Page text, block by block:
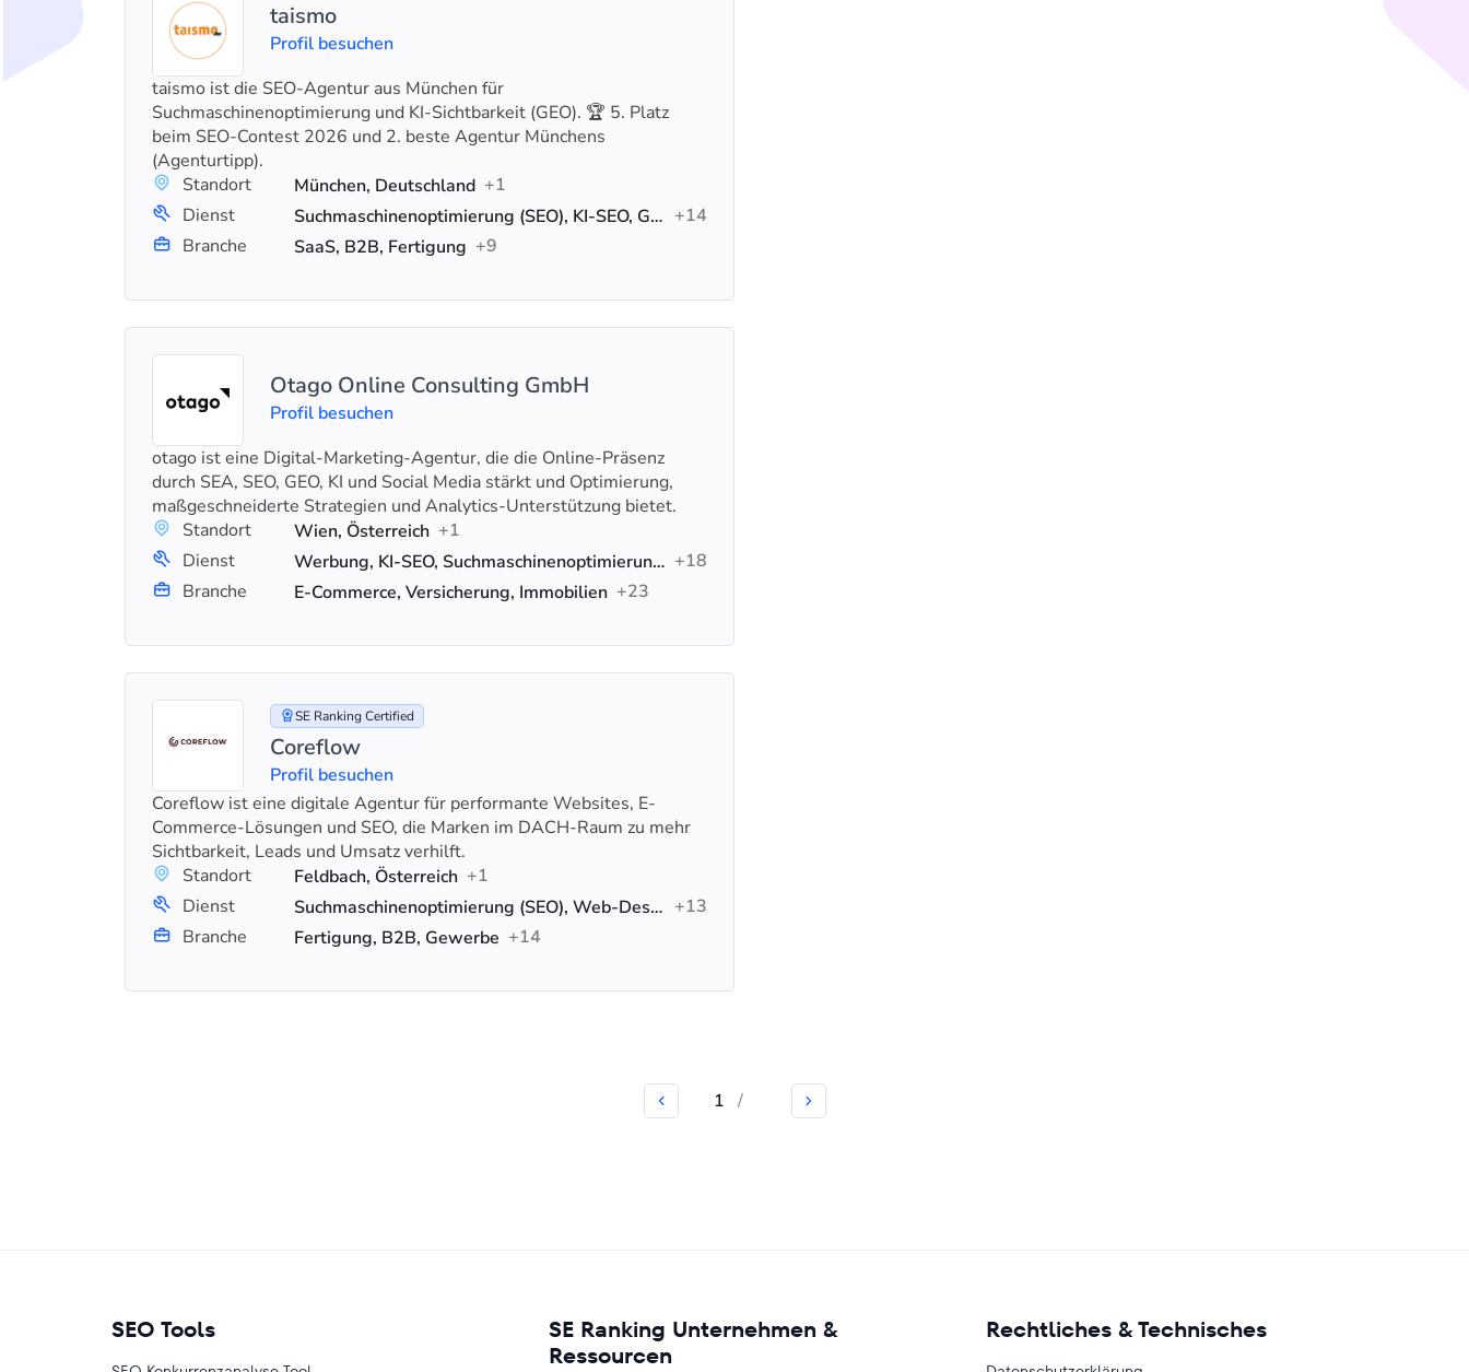
taismo
Profil besuchen
taismo ist die SEO-Agentur aus München für
Suchmaschinenoptimierung und KI-Sichtbarkeit (GEO). 🏆 5. Platz
beim SEO-Contest 2026 und 2. beste Agentur Münchens
(Agenturtipp).
Standort
München, Deutschland +1
Dienst
Suchmaschinenoptimierung (SEO), KI-SEO, Google-Anzeigen +14
Branche
SaaS, B2B, Fertigung +9
Otago Online Consulting GmbH
Profil besuchen
otago ist eine Digital-Marketing-Agentur, die die Online-Präsenz
durch SEA, SEO, GEO, KI und Social Media stärkt und Optimierung,
maßgeschneiderte Strategien und Analytics-Unterstützung bietet.
Standort
Wien, Österreich +1
Dienst
Werbung, KI-SEO, Suchmaschinenoptimierung (SEO) +18
Branche
E-Commerce, Versicherung, Immobilien +23
SE Ranking Certified
Coreflow
Profil besuchen
Coreflow ist eine digitale Agentur für performante Websites, E-
Commerce-Lösungen und SEO, die Marken im DACH-Raum zu mehr
Sichtbarkeit, Leads und Umsatz verhilft.
Standort
Feldbach, Österreich +1
Dienst
Suchmaschinenoptimierung (SEO), Web-Design, Webentwicklung +13
Branche
Fertigung, B2B, Gewerbe +14
1 /
SEO Tools
SE Ranking Unternehmen &
Ressourcen
Rechtliches & Technisches